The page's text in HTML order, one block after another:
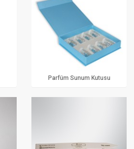
Parfüm Sunum Kutusu